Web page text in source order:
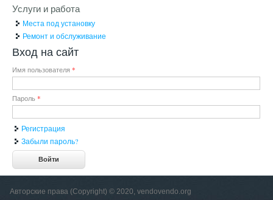
Услуги и работа
Места под установку
Ремонт и обслуживание
Вход на сайт
Имя пользователя *
Пароль *
Регистрация
Забыли пароль?
Авторские права (Copyright) © 2020, vendovendo.org